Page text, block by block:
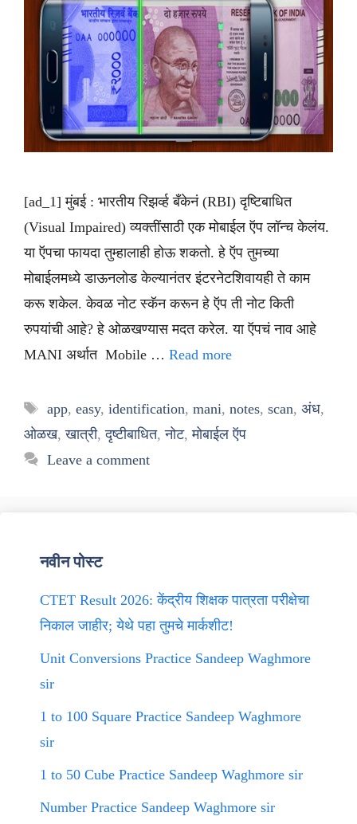
[ad_1] मुंबई : भारतीय रिझर्व्ह बँकेनं (RBI) दृष्टिबाधित
(Visual Impaired) व्यक्तींसाठी एक मोबाईल ऍप लॉन्च केलंय.
या ऍपचा फायदा तुम्हालाही होऊ शकतो. हे ऍप तुमच्या
मोबाईलमध्ये डाऊनलोड केल्यानंतर इंटरनेटशिवायही ते काम
करू शकेल. केवळ नोट स्कॅन करून हे ऍप ती नोट किती
रुपयांची आहे? हे ओळखण्यास मदत करेल. या ऍपचं नाव आहे
MANI अर्थात Mobile … Read more
Tags
app, easy, identification, mani, notes, scan, अंध,
ओळख,खात्री,दृष्टीबाधित,नोट,मोबाईल ऍप
Leave a comment
नवीन पोस्ट
CTET Result 2026: केंद्रीय शिक्षक पात्रता परीक्षेचा
निकाल जाहीर; येथे पहा तुमचे मार्कशीट!
Unit Conversions Practice Sandeep Waghmore
sir
1 to 100 Square Practice Sandeep Waghmore
sir
1 to 50 Cube Practice Sandeep Waghmore sir
Number Practice Sandeep Waghmore sir